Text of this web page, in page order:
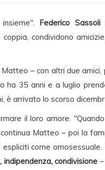
Federico
coppia, condividono
– con altri due
ha 35 anni e a luglio
è arrivato lo scorso
il loro amore.
Matteo – poi la
come omosessuale.
indipendenza, condivisione